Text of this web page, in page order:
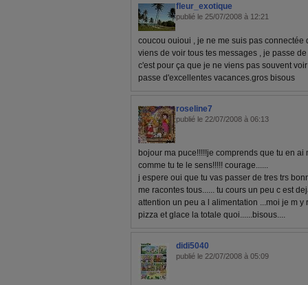
fleur_exotique
publié le 25/07/2008 à 12:21
coucou ouioui , je ne me suis pas
viens de voir tous tes messages , je passe
c'est pour ça que je ne viens pas souvent
passe d'excellentes vacances.gros bisous
roseline7
publié le 22/07/2008 à 06:13
bojour ma puce!!!!!je comprends que tu en ai
comme tu te le sens!!!!! courage......
j espere oui que tu vas passer de tres trs
me racontes tous...... tu cours un peu c est
attention un peu a l alimentation ...moi je m
pizza et glace la totale quoi......bisous....
didi5040
publié le 22/07/2008 à 05:09